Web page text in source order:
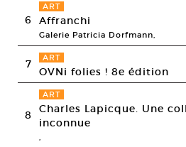
6
ART
Affranchi
Galerie Patricia Dorfmann,
7 ART
OVNi folies ! 8e édition
8
ART
Charles Lapicque. Une
inconnue
,